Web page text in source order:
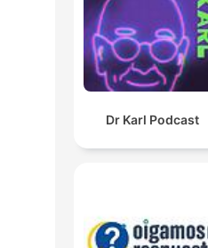
Dr Karl Podcast